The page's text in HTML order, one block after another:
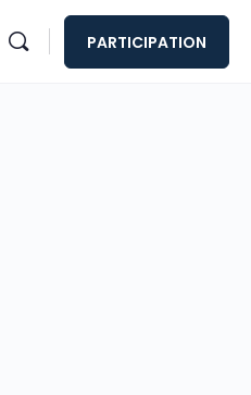
PARTICIPATION